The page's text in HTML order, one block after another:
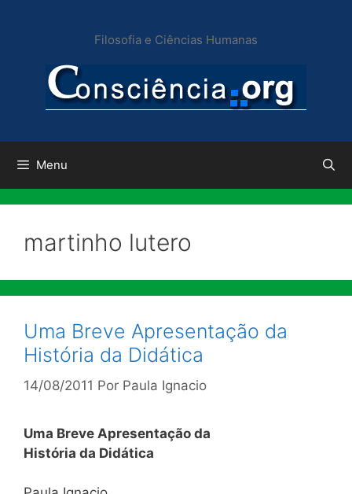
conteúdo
Filosofia e Ciências Humanas
Menu
martinho lutero
Uma Breve Apresentação da
História da Didática
14/08/2011 Por Paula Ignacio
Uma Breve Apresentação da
História da Didática